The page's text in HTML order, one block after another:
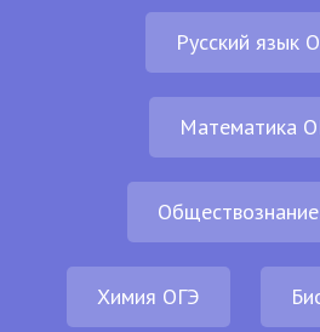
Русский язык
Математика
Химия ОГЭ